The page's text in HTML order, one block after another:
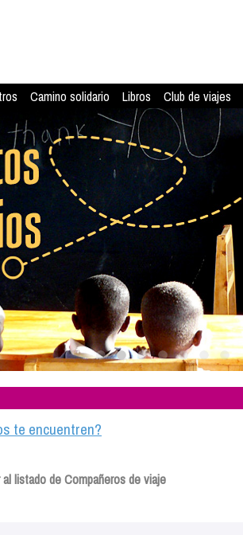
Camino solidario Libros Club de viajes
te encuentren?
al listado de Compañeros de viaje